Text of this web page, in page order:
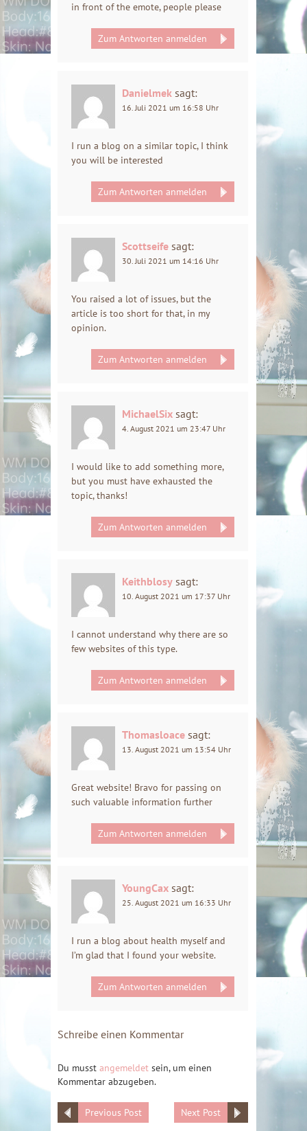
in front of the emote, people please
Zum Antworten anmelden
Danielmek sagt:
16. Juli 2021 um 16:58 Uhr
I run a blog on a similar topic, I think
you will be interested
Zum Antworten anmelden
Scottseife sagt:
30. Juli 2021 um 14:16 Uhr
You raised a lot of issues, but the
article is too short for that, in my
opinion.
Zum Antworten anmelden
MichaelSix sagt:
4. August 2021 um 23:47 Uhr
I would like to add something more,
but you must have exhausted the
topic, thanks!
Zum Antworten anmelden
Keithblosy sagt:
10. August 2021 um 17:37 Uhr
I cannot understand why there are so
few websites of this type.
Zum Antworten anmelden
Thomasloace sagt:
13. August 2021 um 13:54 Uhr
Great website! Bravo for passing on
such valuable information further
Zum Antworten anmelden
YoungCax sagt:
25. August 2021 um 16:33 Uhr
I run a blog about health myself and
I’m glad that I found your website.
Zum Antworten anmelden
Schreibe einen Kommentar
Du musst angemeldet sein, um einen
Kommentar abzugeben.
Previous Post Next Post